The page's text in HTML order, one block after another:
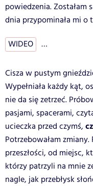
powiedzenia. Zostałam
dnia przypominała mi o
WIDEO …
Cisza w pustym
Wypełniała każdy kąt,
nie da się zetrzeć.
pasjami, spacerami,
ucieczka przed czymś,
Potrzebowałam
przeszłości, od miejsc,
którzy patrzyli na mnie
nagle, jak przebłysk